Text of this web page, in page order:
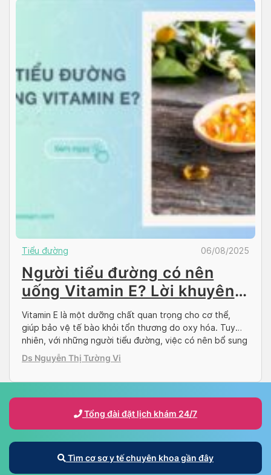
Tiểu đường 06/08/2025
Người tiểu đường có nên
uống Vitamin E? Lời khuyên
từ chuyên gia
Vitamin E là một dưỡng chất quan trọng cho cơ thể,
giúp bảo vệ tế bào khỏi tổn thương do oxy hóa. Tuy
nhiên, với những người tiểu đường, việc có nên bổ sung
Vitamin E hay không vẫn còn là vấn đề được nhiều người
quan tâm. Hãy cùng Docosan tìm hiểu người tiểu […]
Ds Nguyễn Thị Tường Vi
Tổng đài đặt lịch khám 24/7
Tìm cơ sơ y tế chuyên khoa gần đây